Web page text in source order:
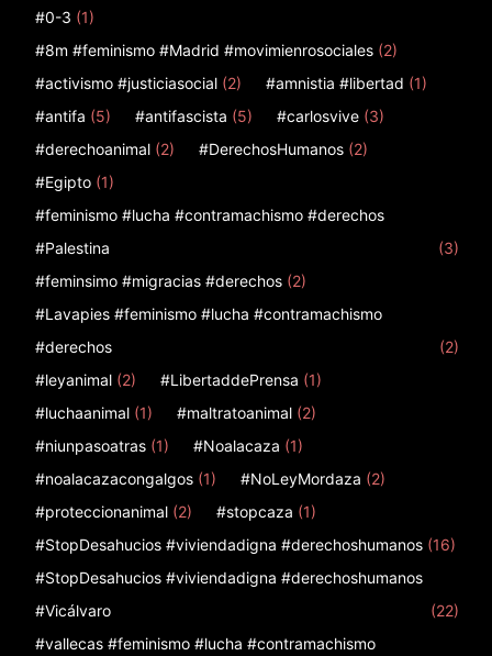
#0-3 (1)
#8m #feminismo #Madrid #movimienrosociales (2)
#activismo #justiciasocial (2) #amnistia #libertad (1)
#antifa (5) #antifascista (5) #carlosvive (3)
#derechoanimal (2) #DerechosHumanos (2)
#Egipto (1)
#feminismo #lucha #contramachismo #derechos
#Palestina
(3)
#feminsimo #migracias #derechos (2)
#Lavapies #feminismo #lucha #contramachismo
#derechos
(2)
#leyanimal (2) #LibertaddePrensa (1)
#luchaanimal (1) #maltratoanimal (2)
#niunpasoatras (1) #Noalacaza (1)
#noalacazacongalgos (1) #NoLeyMordaza (2)
#proteccionanimal (2) #stopcaza (1)
#StopDesahucios #viviendadigna #derechoshumanos (16)
#StopDesahucios #viviendadigna #derechoshumanos
#Vicálvaro
(22)
#vallecas #feminismo #lucha #contramachismo